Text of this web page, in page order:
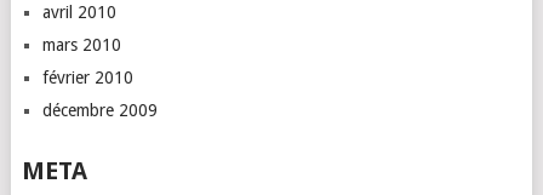
avril 2010
mars 2010
février 2010
décembre 2009
META